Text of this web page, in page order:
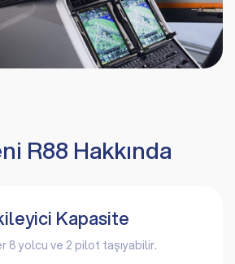
R88 Hakkında
Kapasite
8 yolcu ve 2 pilot taşıyabilir.